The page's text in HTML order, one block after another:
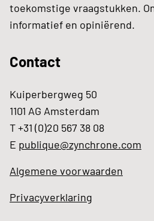
toekomstige vraagstukken.
informatief en opiniërend.
Contact
Kuiperbergweg 50
1101 AG Amsterdam
T +31 (0)20 567 38 08
E publique@zynchrone.com
Algemene voorwaarden
Privacyverklaring